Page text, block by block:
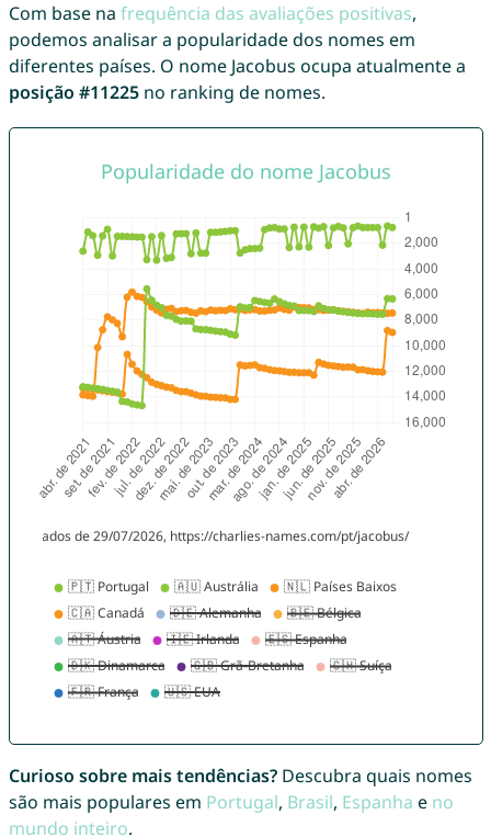
Com base na frequência das avaliações positivas,
podemos analisar a popularidade dos nomes em
diferentes países. O nome Jacobus ocupa atualmente a
posição #11225no ranking de nomes.
Curioso sobre mais tendências?Descubra quais nomes
são mais populares em Portugal, Brasil, Espanha e no
mundo inteiro.